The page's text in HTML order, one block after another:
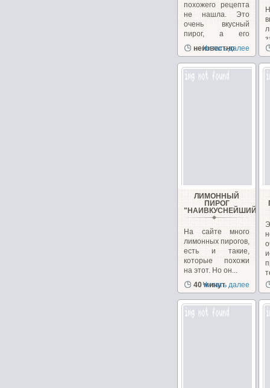
похожего рецепта
не нашла. Это
очень вкусный
пирог, а его
рецепт...
неизвестно
Читать далее
ЛИМОННЫЙ
ПИРОГ
"НАИВКУСНЕЙШИЙ"
На сайте много
лимонных пирогов,
есть и такие,
которые похожи
на этот. Но он...
40 минут
Читать далее